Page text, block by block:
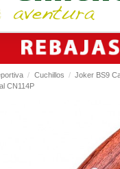
Cuchillos
Joker BS9
CN114P